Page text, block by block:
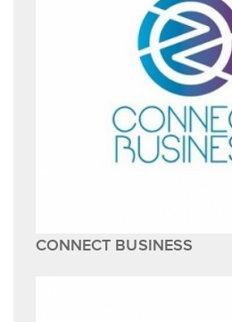
CONNECT BUSINESS